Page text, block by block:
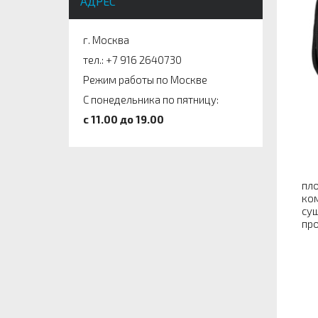
г. Москва
тел.: +7 916 2640730
Режим работы по Москве
С понедельника по пятницу:
c 11.00 до 19.00